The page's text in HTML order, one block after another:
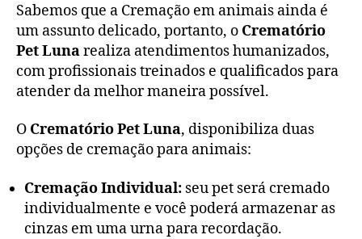
Sabemos que a Cremação em animais ainda é
um assunto delicado, portanto, o Crematório
Pet Lunarealiza atendimentos humanizados,
com profissionais treinados e qualificados para
atender da melhor maneira possível.
O Crematório Pet Luna, disponibiliza duas
opções de cremação para animais:
Cremação Individual: seu pet será cremado
individualmente e você poderá armazenar as
cinzas em uma urna para recordação.